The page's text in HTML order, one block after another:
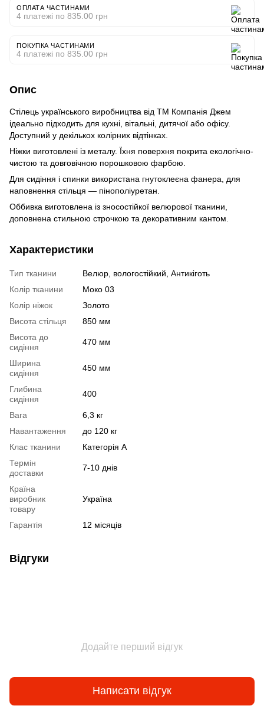
ОПЛАТА ЧАСТИНАМИ
4 платежі по 835.00 грн
ПОКУПКА ЧАСТИНАМИ
4 платежі по 835.00 грн
Опис
Стілець українського виробництва від ТМ Компанія Джем
ідеально підходить для кухні, вітальні, дитячої або офісу.
Доступний у декількох колірних відтінках.
Ніжки виготовлені із металу. Їхня поверхня покрита екологічно-
чистою та довговічною порошковою фарбою.
Для сидіння і спинки використана гнутоклеєна фанера, для
наповнення стільця — пінополіуретан.
Оббивка виготовлена із зносостійкої велюрової тканини,
доповнена стильною строчкою та декоративним кантом.
Характеристики
Тип тканини
Велюр, вологостійкий, Антикіготь
Колір тканини
Моко 03
Колір ніжок
Золото
Висота стільця
850 мм
Висота до
сидіння
470 мм
Ширина
сидіння
450 мм
Глибина
сидіння
400
Вага
6,3 кг
Навантаження
до 120 кг
Клас тканини
Категорія А
Термін
доставки
7-10 днів
Країна
виробник
товару
Україна
Гарантія 12 місяців
Відгуки
Додайте перший відгук
Написати відгук